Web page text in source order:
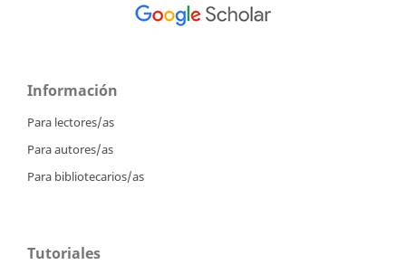
Información
Para lectores/as
Para autores/as
Para bibliotecarios/as
Tutoriales